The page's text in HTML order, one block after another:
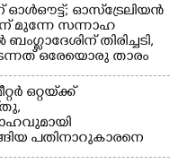
മഴ
ഇടവേളയിൽ
പരിസരത്ത്
കാഴ്ച.
ഓൾഔട്ട്; ഓസ്‌ട്രേലിയൻ
മുന്നേ സന്നാഹ
തിരിച്ചടി,
ഒരേയൊരു താരം
ഒറ്റയ്‌ക്ക്
പതിനാറുകാരനെ
ഫിലിം സിറ്റിയിൽ